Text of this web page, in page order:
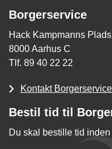
Borgerservice
Hack Kampmanns
8000 Aarhus C
Tlf. 89 40 22 22
Kontakt Borgerservice
Bestil tid til
Du skal bestille tid